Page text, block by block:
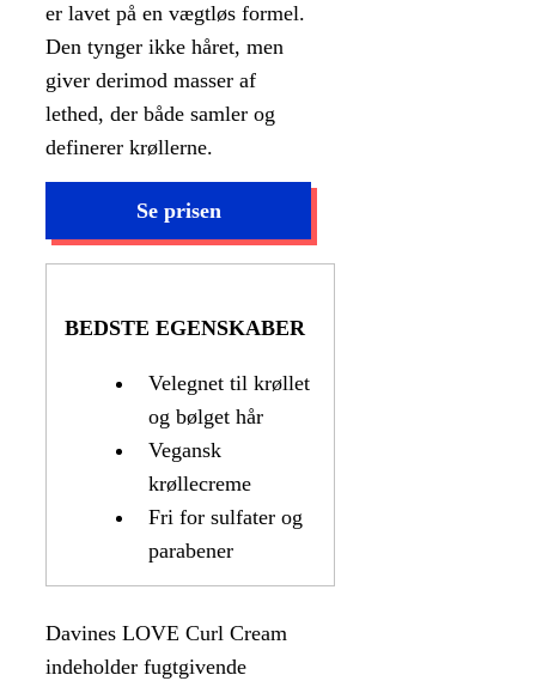
er lavet på en vægtløs formel.
Den tynger ikke håret, men
giver derimod masser af
lethed, der både samler og
definerer krøllerne.
BEDSTE EGENSKABER
Velegnet til krøllet
og bølget hår
Vegansk
krøllecreme
Fri for sulfater og
parabener
Davines LOVE Curl Cream
indeholder fugtgivende